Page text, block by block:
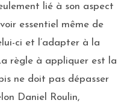
lié à son aspect
essentiel même de
ci et l’adapter à la
règle à appliquer est la
ne doit pas dépasser
Daniel Roulin,